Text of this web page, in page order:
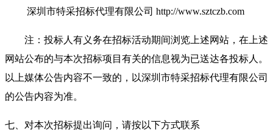
深圳市特采招标代理有限公司 http://www.sztczb.com
注：投标人有义务在招标活动期间浏览上述网站，在上述
网站公布的与本次招标项目有关的信息视为已送达各投标人。
以上媒体公告内容不一致的，以深圳市特采招标代理有限公司
的公告内容为准。
七、对本次招标提出询问，请按以下方式联系